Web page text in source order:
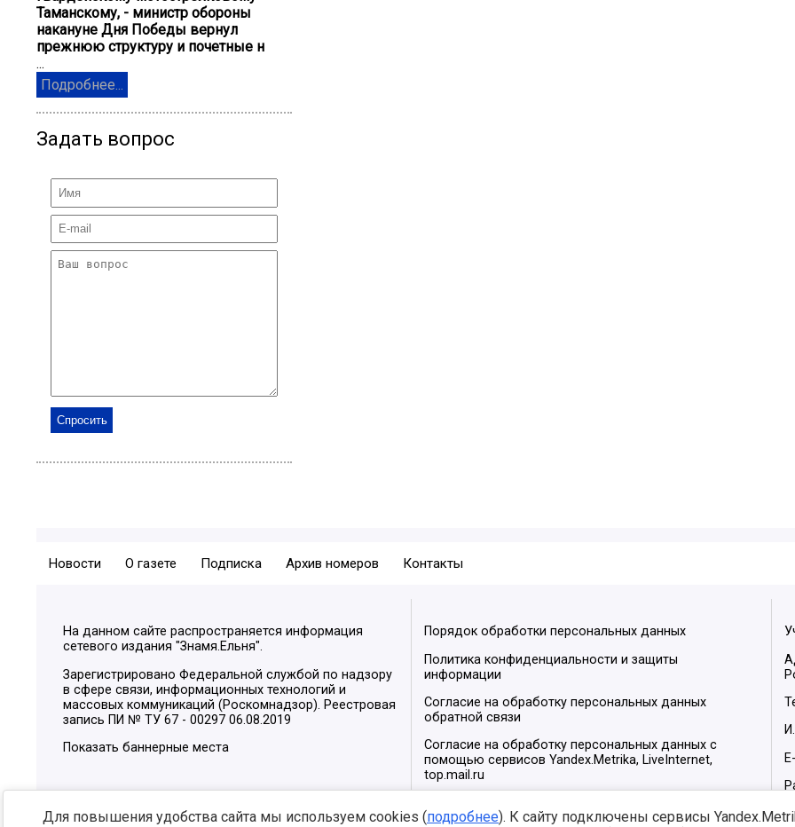
Таманскому, - министр обороны
накануне Дня Победы вернул
прежнюю структуру и почетные н
...
Подробнее...
Задать вопрос
Новости О газете Подписка Архив номеров Контакты
На данном сайте распространяется информация
сетевого издания "Знамя.Ельня".
Зарегистрировано Федеральной службой по надзору
в сфере связи, информационных технологий и
массовых коммуникаций (Роскомнадзор). Реестровая
запись ПИ № ТУ 67 - 00297 06.08.2019
Показать баннерные места
Порядок обработки персональных данных
Политика конфиденциальности и защиты
информации
Согласие на обработку персональных данных
обратной связи
Согласие на обработку персональных данных с
помощью сервисов Yandex.Metrika, LiveInternet,
top.mail.ru
Для повышения удобства сайта мы используем cookies (подробнее). К сайту подключены сервисы